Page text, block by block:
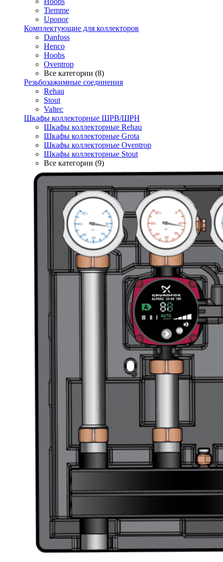
Tiemme
Uponor
Комплектующие для коллекторов
Danfoss
Henco
Hoobs
Oventrop
Все категории (8)
Резьбозажимные соединения
Rehau
Stout
Valtec
Шкафы коллекторные ШРВ/ШРН
Шкафы коллекторные Rehau
Шкафы коллекторные Grota
Шкафы коллекторные Oventrop
Шкафы коллекторные Stout
Все категории (9)